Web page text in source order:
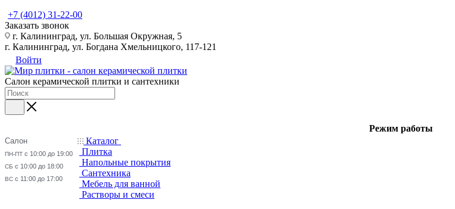
+7 (4012) 31-22-00
Заказать звонок
г. Калининград, ул. Большая Окружная, 5
г. Калининград, ул. Богдана Хмельницкого, 117-121
Войти
Салон керамической плитки и сантехники
Режим работы
Салон
ПН-ПТ с 10:00 до 19:00
СБ с 10:00 до 18:00
ВС с 11:00 до 17:00
Каталог
Плитка
Напольные покрытия
Сантехника
Мебель для ванной
Растворы и смеси